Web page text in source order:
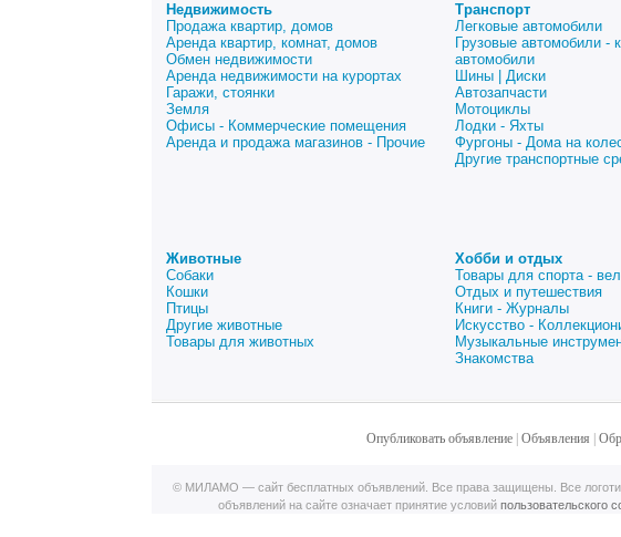
Недвижимость
Продажа квартир, домов
Аренда квартир, комнат, домов
Обмен недвижимости
Аренда недвижимости на курортах
Гаражи, стоянки
Земля
Офисы - Коммерческие помещения
Аренда и продажа магазинов - Прочие
Транспорт
Легковые автомобили
Грузовые автомобили -
автомобили
Шины | Диски
Автозапчасти
Мотоциклы
Лодки - Яхты
Фургоны - Дома на
Другие транспортные
Животные
Собаки
Кошки
Птицы
Другие животные
Товары для животных
Хобби и отдых
Товары для спорта -
Отдых и путешествия
Книги - Журналы
Искусство -
Музыкальные
Знакомства
Опубликовать объявление| Объявления
© МИЛАМО — сайт бесплатных объявлений. Все права защищены. Все
объявлений на сайте означает принятие условий пользовательского